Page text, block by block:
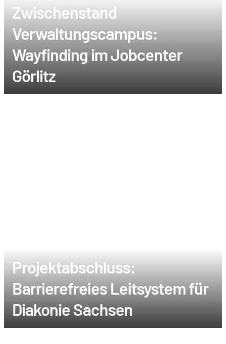
Zwischenstand
Verwaltungscampus:
Wayfinding im Jobcenter
Görlitz
Projektabschluss:
Barrierefreies Leitsystem für
Diakonie Sachsen